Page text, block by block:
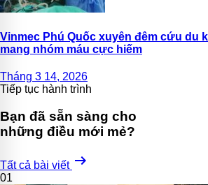
Vinmec Phú Quốc xuyên đêm cứu du
mang nhóm máu cực hiếm
Tháng 3 14, 2026
Tiếp tục hành trình
Bạn đã sẵn sàng cho
những điều mới mẻ?
Tất cả bài viết arrow_right_alt
01